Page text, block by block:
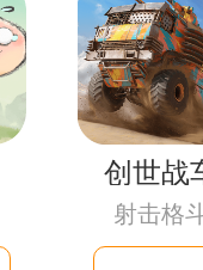
创世战
射击格